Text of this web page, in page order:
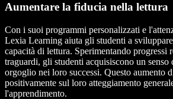
Aumentare la fiducia nella lettura
Con i suoi programmi personalizzati e
Lexia Learning aiuta gli studenti a
capacità di lettura. Sperimentando progressi
traguardi, gli studenti acquisiscono un senso
orgoglio nei loro successi. Questo aumento
positivamente sul loro atteggiamento
l'apprendimento.